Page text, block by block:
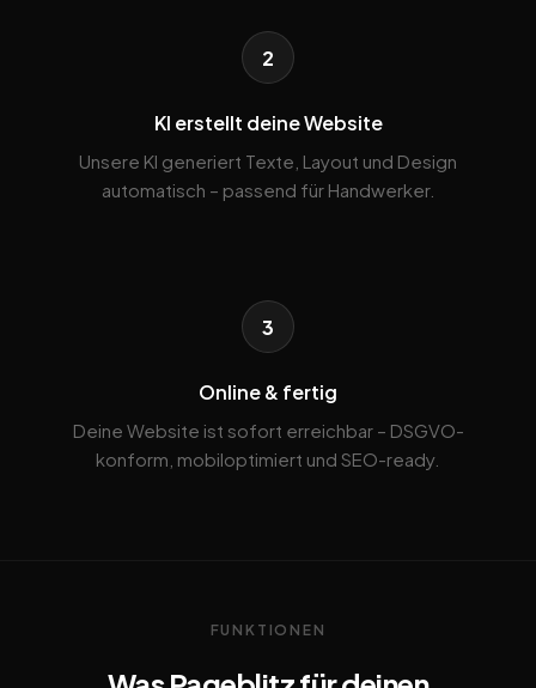
2
KI erstellt deine Website
Unsere KI generiert Texte, Layout und Design
automatisch – passend für Handwerker.
3
Online & fertig
Deine Website ist sofort erreichbar – DSGVO-
konform, mobiloptimiert und SEO-ready.
FUNKTIONEN